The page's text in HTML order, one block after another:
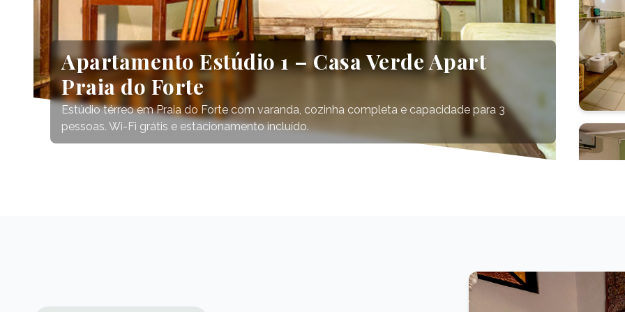
Apartamento Estúdio 1 – Casa Verde Apart
Praia do Forte
Estúdio térreo em Praia do Forte com varanda, cozinha completa e capacidade para 3
pessoas. Wi-Fi grátis e estacionamento incluído.